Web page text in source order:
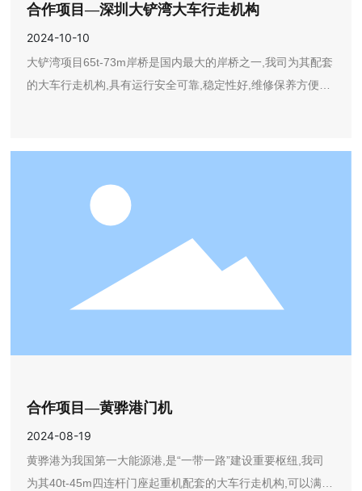
合作项目—深圳大铲湾大车行走机构
2024-10-10
大铲湾项目65t-73m岸桥是国内最大的岸桥之一,我司为其配套
的大车行走机构,具有运行安全可靠,稳定性好,维修保养方便等
合作项目—黄骅港门机
2024-08-19
黄骅港为我国第一大能源港,是“一带一路”建设重要枢纽,我司
为其40t-45m四连杆门座起重机配套的大车行走机构,可以满足